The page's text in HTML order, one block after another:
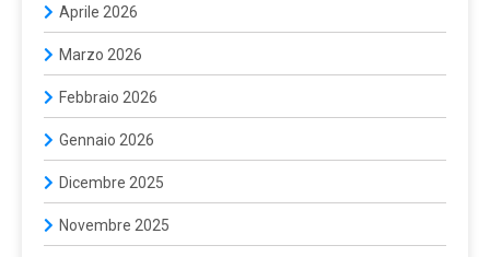
Aprile 2026
Marzo 2026
Febbraio 2026
Gennaio 2026
Dicembre 2025
Novembre 2025